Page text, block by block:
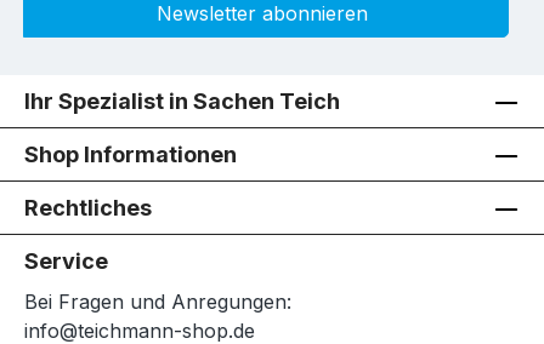
Newsletter abonnieren
Ihr Spezialist in Sachen Teich
Shop Informationen
Rechtliches
Service
Bei Fragen und Anregungen:
info@teichmann-shop.de